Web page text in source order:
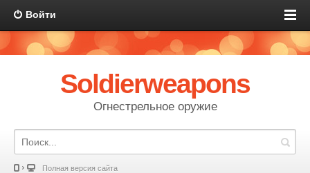
Войти
Soldierweapons
Огнестрельное оружие
Полная версия сайта